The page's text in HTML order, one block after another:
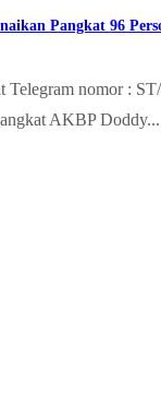
Pangkat 96
Telegram nomor :
AKBP Doddy...